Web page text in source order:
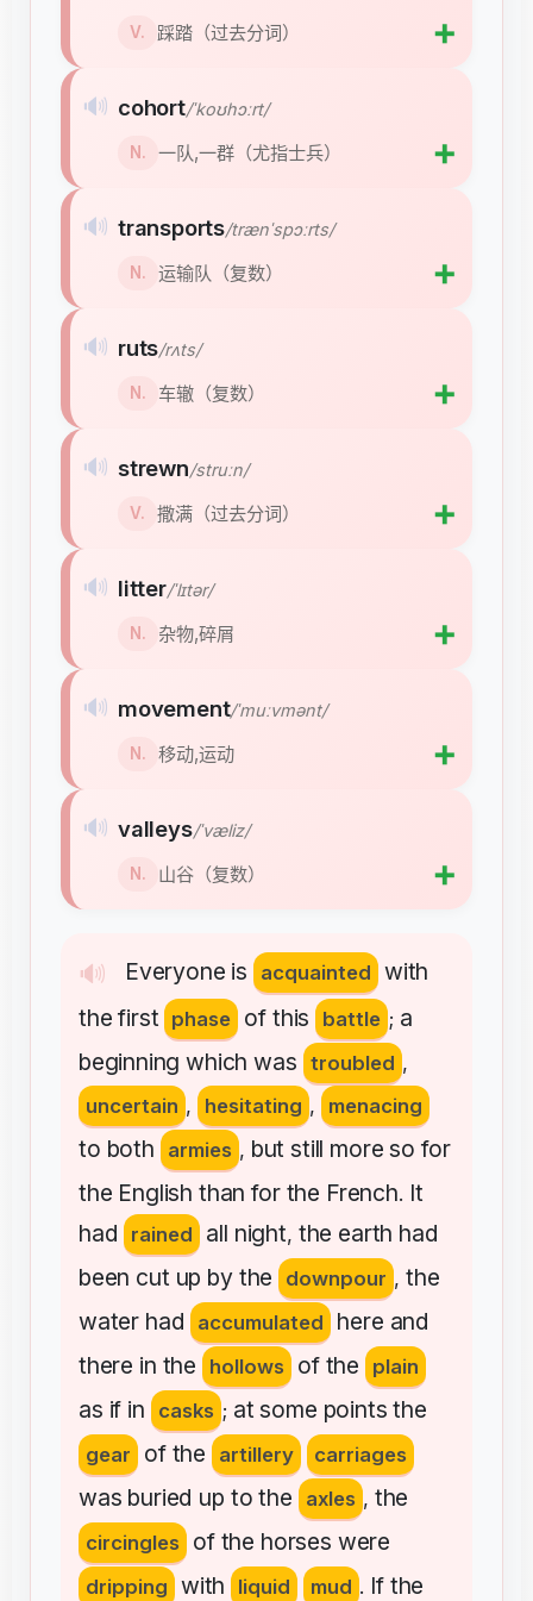
🔊 Everyone is acquainted
with
the first phase of this battle ; a
beginning which was troubled ,
uncertain , hesitating , menacing
to both armies , but still more so for
the English than for the French. It
had
rained all night, the earth had
been cut up by the downpour ,the
water had accumulated here and
there in the hollows of the plain
as if in casks ; at some points the
gear of the artillery carriages
was buried up to the axles , the
circingles of the horses were
dripping with liquid mud . If the
V. 踩踏（过去分词） ➕
🔊 cohort/ˈkoʊhɔːrt/
N. 一队,一群（尤指士兵） ➕
🔊 transports/trænˈspɔːrts/
N. 运输队（复数） ➕
🔊 ruts/rʌts/
N. 车辙（复数） ➕
🔊 strewn/struːn/
V. 撒满（过去分词） ➕
🔊 litter/ˈlɪtər/
N. 杂物,碎屑 ➕
🔊 movement/ˈmuːvmənt/
N. 移动,运动 ➕
🔊 valleys/ˈvæliz/
N. 山谷（复数） ➕